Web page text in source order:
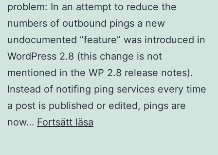
problem: In an attempt to reduce the
numbers of outbound pings a new
undocumented ”feature” was introduced in
WordPress 2.8 (this change is not
mentioned in the WP 2.8 release notes).
Instead of notifing ping services every time
a post is published or edited, pings are
now… Fortsätt läsa